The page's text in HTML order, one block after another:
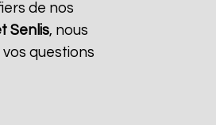
de nos
Senlis, nous
questions